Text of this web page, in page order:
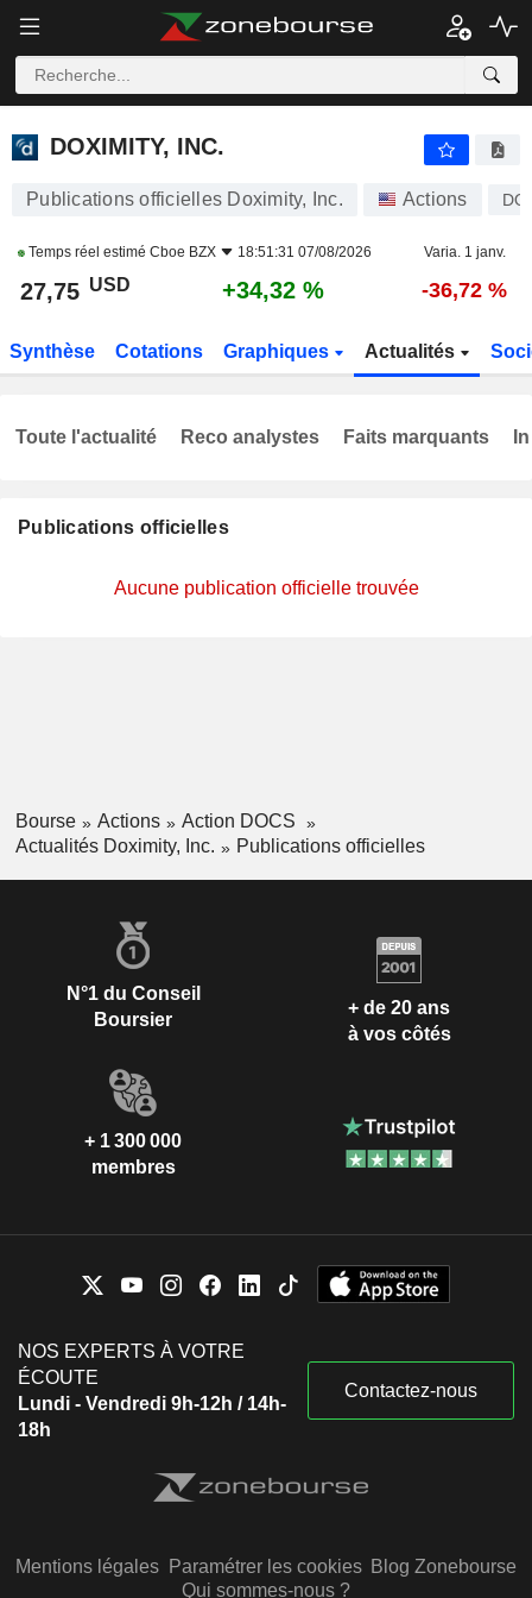
DOXIMITY, INC.
DOXIMITY, INC.
Publications officielles Doximity, Inc. Actions
Temps réel estimé Cboe BZX 18:51:31 07/08/2026 Varia. 1 janv.
27,75 USD +34,32 % -36,72 %
Synthèse Cotations Graphiques Actualités
Publications officielles
Aucune publication officielle trouvée
Toute l'actualité Reco analystes Faits marquants
Bourse Actions
Action DOCS
Actualités Doximity, Inc.
Publications officielles
N°1 du Conseil
Boursier
+ de 20 ans
à vos côtés
+ 1 300 000
membres
NOS EXPERTS À VOTRE
ÉCOUTE
Lundi - Vendredi 9h-12h / 14h-
18h
Contactez-nous
Mentions légales Paramétrer les cookies Blog Zonebourse
Qui sommes-nous ?